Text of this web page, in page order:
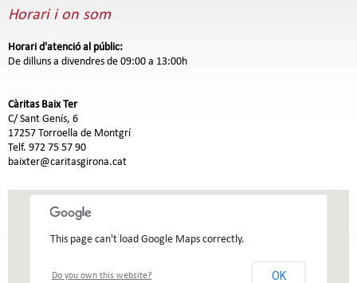
Horari i on som
Horari d'atenció al públic:
De dilluns a divendres de 09:00 a 13:00h
Càritas Baix Ter
C/ Sant Genís, 6
17257 Torroella de Montgrí
Telf. 972 75 57 90
baixter@caritasgirona.cat
This page can't load Google Maps correctly.
Do you own this website? OK